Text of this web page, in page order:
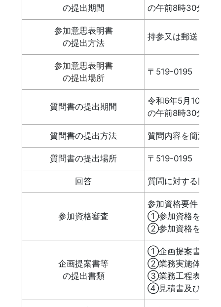
の提出期間
の午前8時30分か
参加意思表明書
の提出方法
持参又は郵送（簡
参加意思表明書
の提出場所
〒519-0195 三重
質問書の提出期間
令和6年5月10日（
の午前8時30分か
質問書の提出方法 質問内容を簡潔に
質問書の提出場所 〒519-0195 三重
回答 質問に対する回答
参加資格審査
参加資格要件を満
①参加資格を有す
②参加資格を有し
企画提案書等
の提出書類
①企画提
②業務実施
③業務工
④見積書及